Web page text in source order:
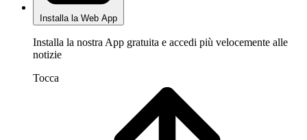
Installa la Web App
Installa la nostra App gratuita e accedi più velocemente alle
notizie
Tocca